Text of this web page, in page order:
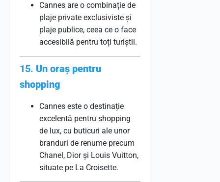
Cannes are o combinație de
plaje private exclusiviste și
plaje publice, ceea ce o face
accesibilă pentru toți turiștii.
15. Un oraș pentru
shopping
Cannes este o destinație
excelentă pentru shopping
de lux, cu buticuri ale unor
branduri de renume precum
Chanel, Dior și Louis Vuitton,
situate pe La Croisette.